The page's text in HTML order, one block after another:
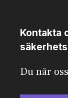
Kontakta
Du når